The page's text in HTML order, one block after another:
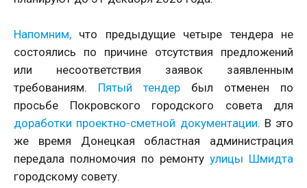
Напомним, что предыдущие четыре тендера не
состоялись по причине отсутствия предложений
или несоответствия заявок заявленным
требованиям. Пятый тендер был отменен по
просьбе Покровского городского совета для
доработки проектно-сметной документации. В это
же время Донецкая областная администрация
передала полномочия по ремонту улицы Шмидта
городскому совету.